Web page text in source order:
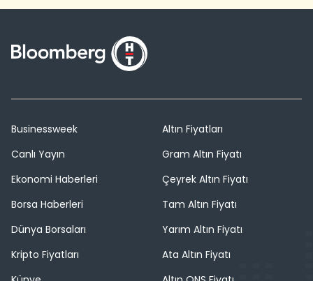
Businessweek
Canlı Yayın
Ekonomi Haberleri
Borsa Haberleri
Dünya Borsaları
Kripto Fiyatları
Altın Fiyatları
Gram Altın Fiyatı
Çeyrek Altın Fiyatı
Tam Altın Fiyatı
Yarım Altın Fiyatı
Ata Altın Fiyatı